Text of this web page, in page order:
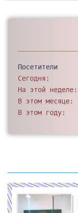
Посетители
Сегодня:
На этой неделе:
В этом месяце:
В этом году: